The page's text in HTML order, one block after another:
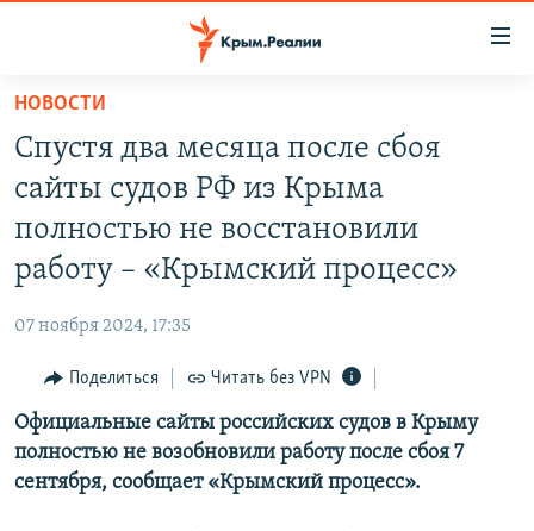
Вернуться
основному
содержанию
главной
Вернутся
поиску
СПЕЦПРОЕКТЫ
КАРТА ВОЕННЫХ ОБЪЕКТОВ КРЫМА
ИСТОРИЯ
ИНТЕРАКТИВ
ИНФОГРАФИКА
ТЕЛЕПРОЕКТ КРЫМ.РЕАЛИИ
СОВЕТЫ ПРАВОЗАЩИТНИКОВ
РАДІО СВОБОДА
КАК ОБОЙТИ БЛОКИРОВКУ
Українською
Qırımtatar
НОВОСТИ
Спустя два месяца после сбоя
сайты судов РФ из Крыма
полностью не восстановили
работу – «Крымский процесс»
07 ноября 2024, 17:35
Поделиться Читать без VPN
Официальные сайты российских судов в Крыму
полностью не возобновили работу после сбоя 7
сентября, сообщает «Крымский процесс».